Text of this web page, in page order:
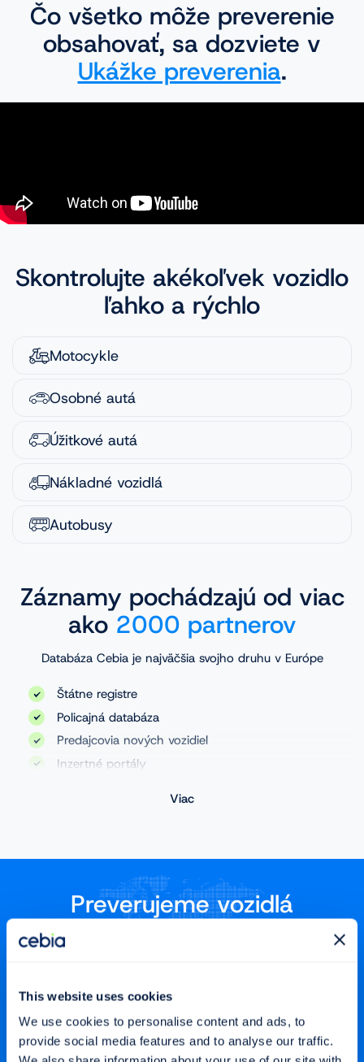
This website uses cookies
We use cookies to personalise content and ads, to
provide social media features and to analyse our traffic.
Čo všetko môže preverenie
obsahovať, sa dozviete v
Ukážke preverenia.
Skontrolujte akékoľvek vozidlo
ľahko a rýchlo
Motocykle
Osobné autá
Úžitkové autá
Nákladné vozidlá
Autobusy
Záznamy pochádzajú od viac
ako 2000 partnerov
Databáza Cebia je najväčšia svojho druhu v Európe
Štátne registre
Policajná databáza
Predajcovia nových vozidiel
Inzertné portály
Databáza poisťovní
Leasingové spoločnosti
Autobazár
Viac
Preverujeme vozidlá
Albánsko
Česko
Dánsko
Estónsko
Fínsko